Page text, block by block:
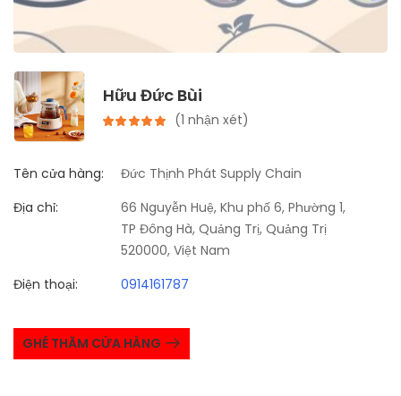
Hữu Đức Bùi
(1 nhận xét)
Tên cửa hàng:
Đức Thịnh Phát Supply Chain
Địa chỉ:
66 Nguyễn Huệ, Khu phố 6, Phường 1,
TP Đông Hà, Quảng Trị, Quảng Trị
520000, Việt Nam
Điện thoại:
0914161787
GHÉ THĂM CỬA HÀNG